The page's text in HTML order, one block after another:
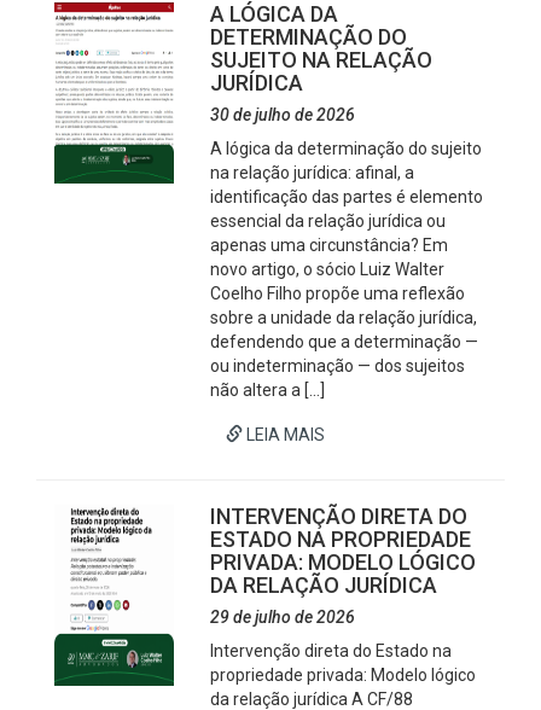
A LÓGICA DA
DETERMINAÇÃO DO
SUJEITO NA RELAÇÃO
JURÍDICA
30 de julho de 2026
A lógica da determinação do sujeito
na relação jurídica: afinal, a
identificação das partes é elemento
essencial da relação jurídica ou
apenas uma circunstância? Em
novo artigo, o sócio Luiz Walter
Coelho Filho propõe uma reflexão
sobre a unidade da relação jurídica,
defendendo que a determinação —
ou indeterminação — dos sujeitos
não altera a […]
LEIA MAIS
INTERVENÇÃO DIRETA DO
ESTADO NA PROPRIEDADE
PRIVADA: MODELO LÓGICO
DA RELAÇÃO JURÍDICA
29 de julho de 2026
Intervenção direta do Estado na
propriedade privada: Modelo lógico
da relação jurídica A CF/88